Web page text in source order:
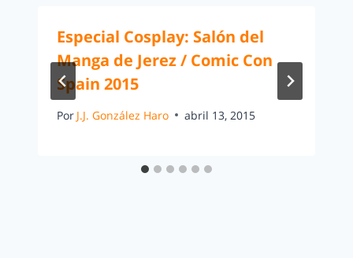
Especial Cosplay: Salón del
Manga de Jerez / Comic Con
Spain 2015
Por J.J. González Haro abril 13, 2015